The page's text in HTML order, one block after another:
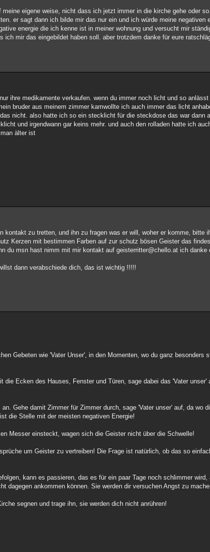
eigene weise, nicht dass ich jetzt immer in die kirche gehe oder
er sagt dann ich bilde mir das nur ein und ich würde meine negativen
energie die ich kenne ist in meiner wohnung und versucht mir
mir das eingebildet haben soll. aber trotzdem danke für eure
ihre medikamente verkaufen. wenn du immer noch licht und so
bruder aus meinem zimmer kamwollte ich auch immer das licht
nicht. also hatte ich so ein stecklicht für die steckdose das war dann
und irgendwann gar keins mehr. und auch den rolladen hatte ich
älter ist
kontakt zu tretten, und ihn zu fragen was er will, woher er komme, bitte
Kerzen mit bestimmen Farben auf zur schutz bösen Geister das
du msn hast nimm mit mir kontakt auf geisterritter@chello.at ich danke
dann verabschiede dich, das ist wichtig !!!!!
Gebeten wie 'Vater Unser', in den Momenten, wo du ganz besonders
die Ecken des Hauses, Fenster und Türen, sage dabei das 'Vater unser'
Gehe damit Zimmer für Zimmer durch, sage 'Vater unser' auf, da wo
die Stelle mit der meisten negativen Energie!
Messer einsteckt, wagen sich die Geister nicht über die Schwelle!
um Geister zu vertreiben! Die Frage ist natürlich, ob das so
kann es passieren, das es für ein paar Tage noch schlimmer wird,
dagegen ankommen können. Sie werden dir versuchen Angst zu
segnen und trage ihn, sie werden dich nicht anrühren!